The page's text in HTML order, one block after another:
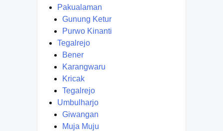
Pakualaman
Gunung Ketur
Purwo Kinanti
Tegalrejo
Bener
Karangwaru
Kricak
Tegalrejo
Umbulharjo
Giwangan
Muja Muju